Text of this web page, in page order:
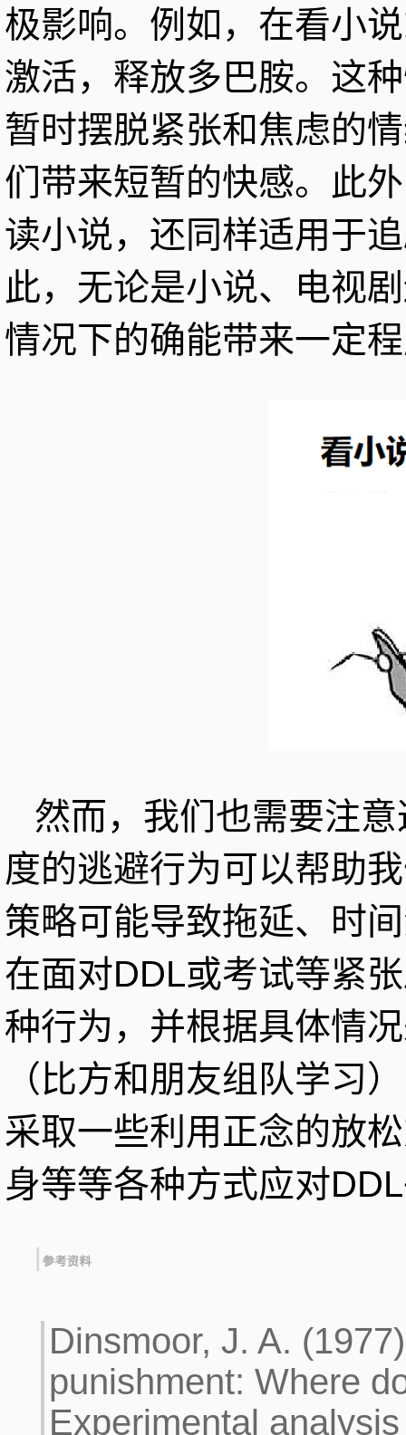
极影响。例如，在看小
激活，释放多巴胺。这
暂时摆脱紧张和焦虑的
们带来短暂的快感。此
读小说，还同样适用于
此，无论是小说、电视
情况下的确能带来一定
然而，我们也需要注
度的逃避行为可以帮助
策略可能导致拖延、时
在面对DDL或考试等紧
种行为，并根据具体情
（比方和朋友组队学习
采取一些利用正念的放
身等等各种方式应对
Dinsmoor, J. A.
punishment: Where
Experimental